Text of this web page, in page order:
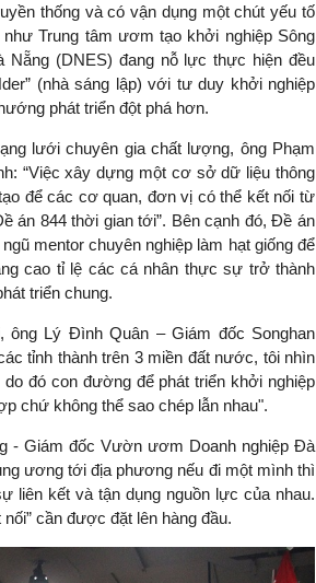
thống và có vận dụng một chút yếu tố
Trung tâm ươm tạo khởi nghiệp Sông
Nẵng (DNES) đang nỗ lực thực hiện đều
(nhà sáng lập) với tư duy khởi nghiệp
phát triển đột phá hơn.
lưới chuyên gia chất lượng, ông Phạm
“Việc xây dựng một cơ sở dữ liệu thông
để các cơ quan, đơn vị có thể kết nối từ
án 844 thời gian tới”. Bên cạnh đó, Đề án
mentor chuyên nghiệp làm hạt giống để
cao tỉ lệ các cá nhân thực sự trở thành
triển chung.
Lý Đình Quân – Giám đốc Songhan
tỉnh thành trên 3 miền đất nước, tôi nhìn
đó con đường để phát triển khởi nghiệp
chứ không thể sao chép lẫn nhau".
- Giám đốc Vườn ươm Doanh nghiệp Đà
ương tới địa phương nếu đi một mình thì
liên kết và tận dụng nguồn lực của nhau.
cần được đặt lên hàng đầu.